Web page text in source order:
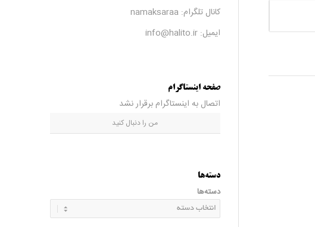
کانال تلگرام: namaksaraa
ایمیل: info@halito.ir
صفحه اینستاگرام
اتصال به اینستاگرام برقرار نشد
من را دنبال کنید
دسته‌ها
دسته‌ها